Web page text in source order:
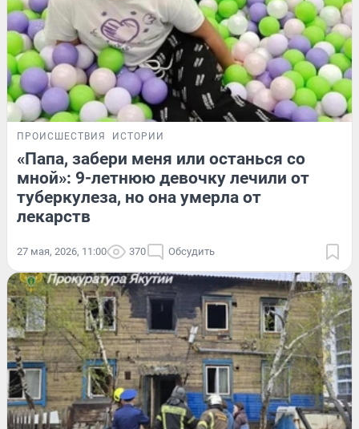
ПРОИСШЕСТВИЯ ИСТОРИИ
«Папа, забери меня или останься со
мной»: 9-летнюю девочку лечили от
туберкулеза, но она умерла от
лекарств
27 мая, 2026, 11:00 370 Обсудить